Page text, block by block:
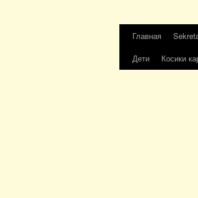
Главная
Дети
Косики